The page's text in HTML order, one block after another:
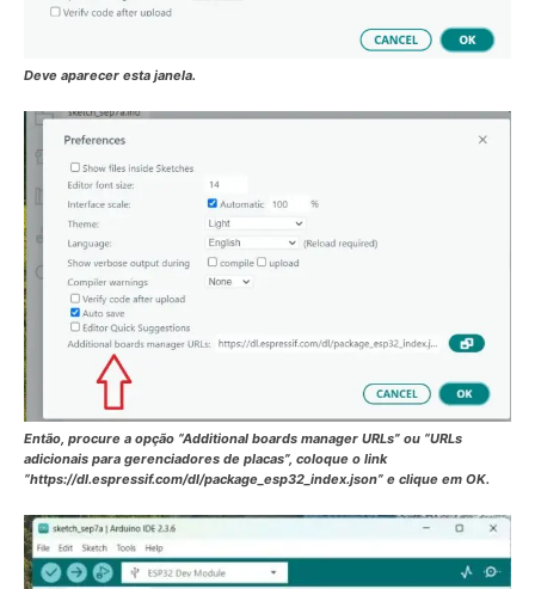
Deve aparecer esta janela.
Então, procure a opção “Additional boards manager URLs” ou “URLs
adicionais para gerenciadores de placas”, coloque o link
“https://dl.espressif.com/dl/package_esp32_index.json” e clique em OK.